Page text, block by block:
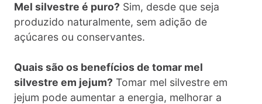
Mel silvestre é puro? Sim, desde que seja
produzido naturalmente, sem adição de
açúcares ou conservantes.
Quais são os benefícios de tomar mel
silvestre em jejum? Tomar mel silvestre em
jejum pode aumentar a energia, melhorar a